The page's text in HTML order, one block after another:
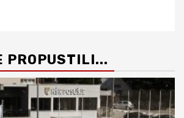
PROPUSTILI...